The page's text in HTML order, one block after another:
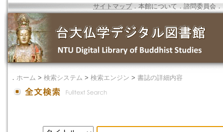
サイトマップ．本館について ． 諮問委員会 ．
． ホーム > 検索システム > 検索エンジン > 書誌の詳細内容